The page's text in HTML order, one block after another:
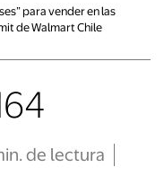
para vender en las
de Walmart Chile
. de lectura